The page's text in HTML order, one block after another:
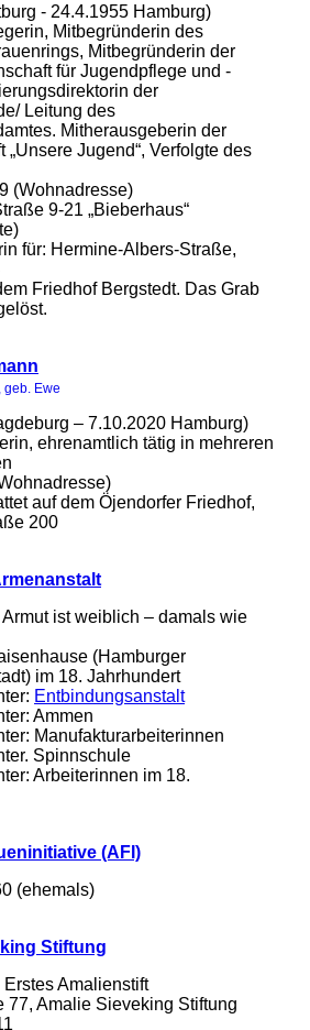
- 24.4.1955 Hamburg)
Mitbegründerin des
Mitbegründerin der
für Jugendpflege und -
der
Leitung des
Mitherausgeberin der
„Unsere Jugend“, Verfolgte des
(Wohnadresse)
9-21 „Bieberhaus“
für: Hermine-Albers-Straße,
Friedhof Bergstedt. Das Grab
geb. Ewe
– 7.10.2020 Hamburg)
ehrenamtlich tätig in mehreren
auf dem Öjendorfer Friedhof,
200
ist weiblich – damals wie
(Hamburger
im 18. Jahrhundert
Entbindungsanstalt
Ammen
Manufakturarbeiterinnen
Spinnschule
Arbeiterinnen im 18.
(AFI)
(ehemals)
Stiftung
Amalienstift
77, Amalie Sieveking Stiftung